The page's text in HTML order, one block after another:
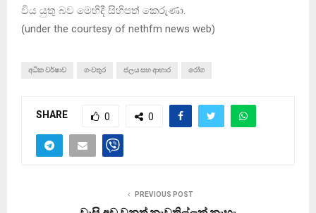
විය යුතු බව මෙහිදී සිහිපත් කෙරුණා.
(under the courtesy of nethfm news web)
අධික වර්ෂාව ගංවතුර ජලය සහ ආහාර රෝග
SHARE 0 0
PREVIOUS POST